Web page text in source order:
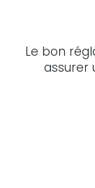
Le bon
assurer